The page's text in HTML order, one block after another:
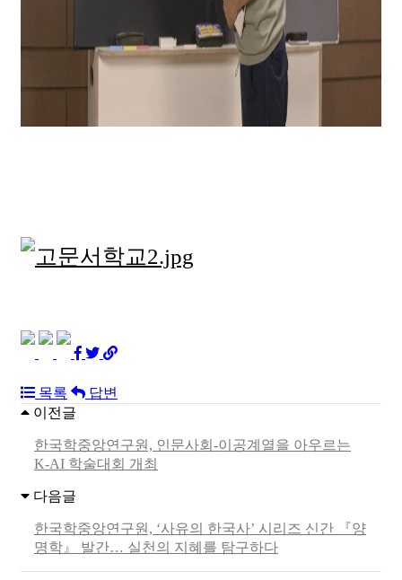
목록
답변
이전글
한국학중앙연구원, 인문사회-이공계열을 아우르는
K-AI 학술대회 개최
다음글
한국학중앙연구원, ‘사유의 한국사’ 시리즈 신간 『양
명학』 발간… 실천의 지혜를 탐구하다